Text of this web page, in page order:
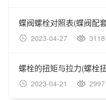
蝶阀螺栓对照表(蝶阀配
2023-04-27
2023-04-21